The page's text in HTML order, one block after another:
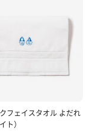
フェイスタオル よだれ
ト）